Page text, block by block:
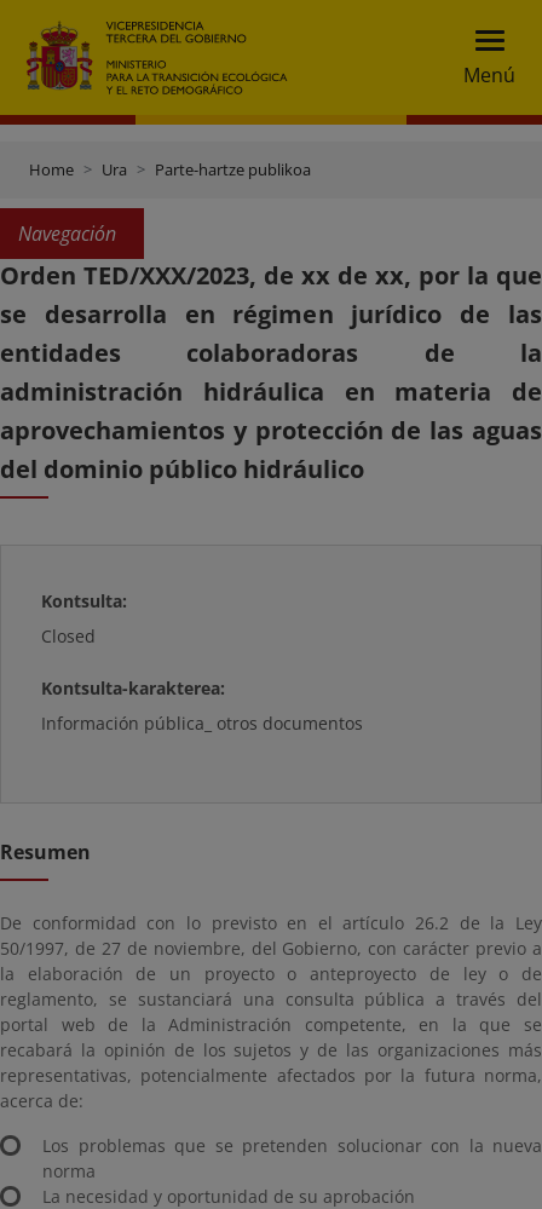
Menú
Home Ura Parte-hartze publikoa
Navegación
Orden TED/XXX/2023, de xx de xx, por la que
se desarrolla en régimen jurídico de las
entidades colaboradoras de la
administración hidráulica en materia de
aprovechamientos y protección de las aguas
del dominio público hidráulico
Kontsulta:
Closed
Kontsulta-karakterea:
Información pública_ otros documentos
Resumen
De conformidad con lo previsto en el artículo 26.2 de la Ley
50/1997, de 27 de noviembre, del Gobierno, con carácter previo a
la elaboración de un proyecto o anteproyecto de ley o de
reglamento, se sustanciará una consulta pública a través del
portal web de la Administración competente, en la que se
recabará la opinión de los sujetos y de las organizaciones más
representativas, potencialmente afectados por la futura norma,
acerca de:
Los problemas que se pretenden solucionar con la nueva
norma
La necesidad y oportunidad de su aprobación